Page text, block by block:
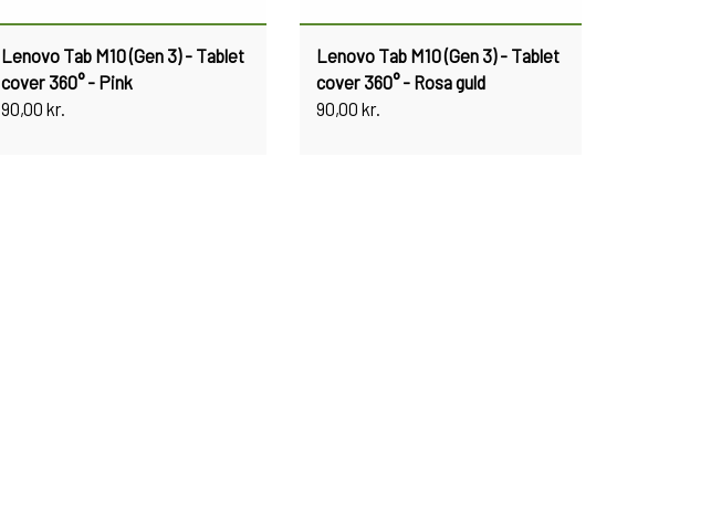
Lenovo Tab M10 (Gen 3) - Tablet
cover 360° - Pink
90,00 kr.
Lenovo Tab M10 (Gen 3) - Tablet
cover 360° - Rosa guld
90,00 kr.